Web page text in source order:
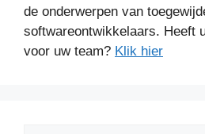
de onderwerpen van
softwareontwikkelaars. Heeft
voor uw team? Klik hier